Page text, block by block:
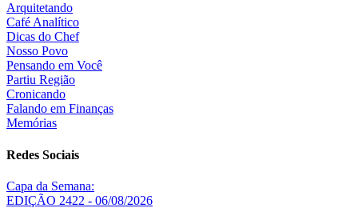
Arquitetando
Café Analítico
Dicas do Chef
Nosso Povo
Pensando em Você
Partiu Região
Cronicando
Falando em Finanças
Memórias
Redes Sociais
Capa da Semana:
EDIÇÃO 2422 - 06/08/2026